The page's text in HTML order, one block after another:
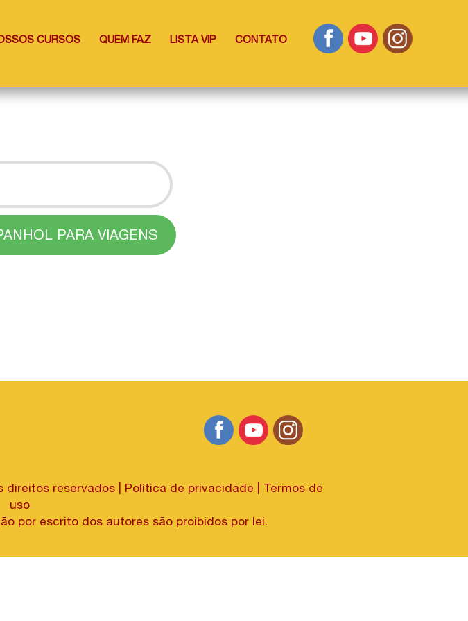
CURSOS QUEM FAZ LISTA VIP CONTATO
PARA VIAGENS
direitos reservados | Política de privacidade
Termos de
uso​​​​​​​
por escrito dos autores são proibidos por lei.​​​​​​​